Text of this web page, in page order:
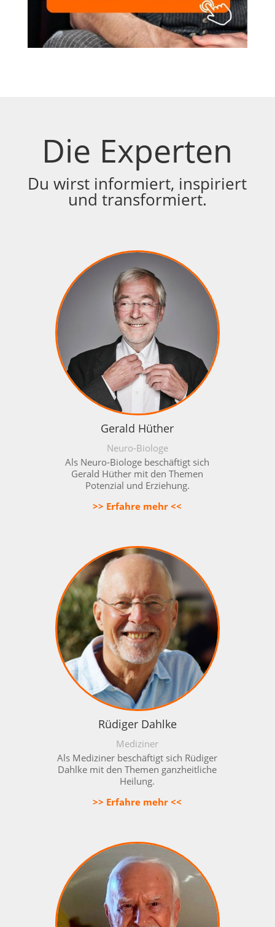
Die Experten
Du wirst informiert, inspiriert
und transformiert.
Gerald Hüther
Neuro-Biologe
Als Neuro-Biologe beschäftigt sich
Gerald Hüther mit den Themen
Potenzial und Erziehung.
>> Erfahre mehr <<
Rüdiger Dahlke
Mediziner
Als Mediziner beschäftigt sich Rüdiger
Dahlke mit den Themen ganzheitliche
Heilung.
>> Erfahre mehr <<